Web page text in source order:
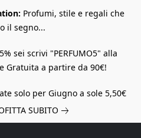
Profumi, stile e regali che
il segno...
sei scrivi "PERFUMO5" alla
Gratuita a partire da 90€!
solo per Giugno a sole 5,50€
SUBITO